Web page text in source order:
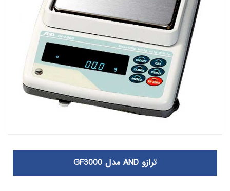
ترازو AND مدل GF3000